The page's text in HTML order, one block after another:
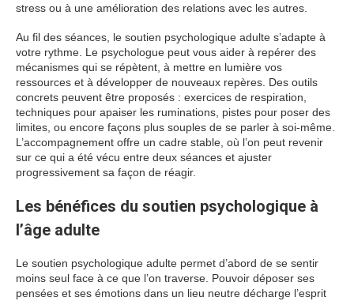
stress ou à une amélioration des relations avec les autres.
Au fil des séances, le soutien psychologique adulte s’adapte à
votre rythme. Le psychologue peut vous aider à repérer des
mécanismes qui se répètent, à mettre en lumière vos
ressources et à développer de nouveaux repères. Des outils
concrets peuvent être proposés : exercices de respiration,
techniques pour apaiser les ruminations, pistes pour poser des
limites, ou encore façons plus souples de se parler à soi-même.
L’accompagnement offre un cadre stable, où l’on peut revenir
sur ce qui a été vécu entre deux séances et ajuster
progressivement sa façon de réagir.
Les bénéfices du soutien psychologique à
l’âge adulte
Le soutien psychologique adulte permet d’abord de se sentir
moins seul face à ce que l’on traverse. Pouvoir déposer ses
pensées et ses émotions dans un lieu neutre décharge l’esprit